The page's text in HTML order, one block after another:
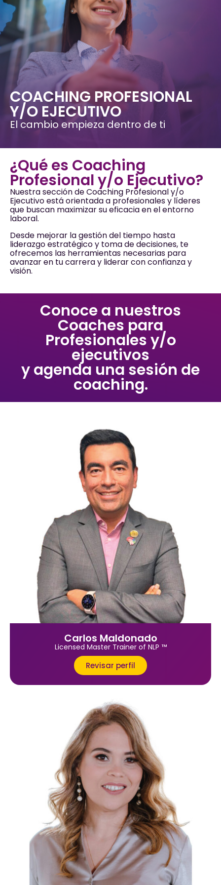
COACHING PROFESIONAL
Y/O EJECUTIVO
El cambio empieza dentro de ti
¿Qué es Coaching
Profesional y/o Ejecutivo?
Nuestra sección de Coaching Profesional y/o
Ejecutivo está orientada a profesionales y líderes
que buscan maximizar su eficacia en el entorno
laboral.
Desde mejorar la gestión del tiempo hasta
liderazgo estratégico y toma de decisiones, te
ofrecemos las herramientas necesarias para
avanzar en tu carrera y liderar con confianza y
visión.
Conoce a nuestros
Coaches para
Profesionales y/o
ejecutivos
y agenda una sesión de
coaching.
Carlos Maldonado
Licensed Master Trainer of NLP ™
Revisar perfil